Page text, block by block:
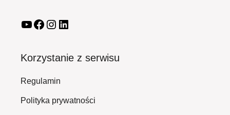
Korzystanie z serwisu
Regulamin
Polityka prywatności